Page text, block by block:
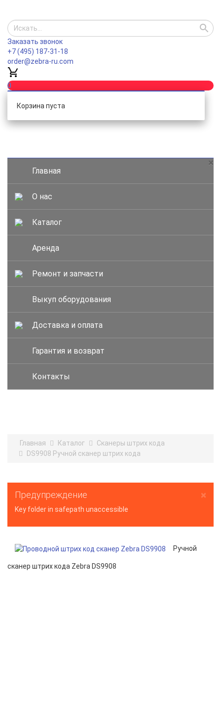
Заказать звонок
+7 (495) 187-31-18
order@zebra-ru.com
0
Корзина пуста
×
Главная
О нас
Каталог
Аренда
Ремонт и запчасти
Выкуп оборудования
Доставка и оплата
Гарантия и возврат
Контакты
Главная Каталог
Сканеры штрих кода
DS9908 Ручной сканер штрих кода
×
Предупреждение
Key folder in safepath unaccessible
Ручной
сканер штрих кода Zebra DS9908